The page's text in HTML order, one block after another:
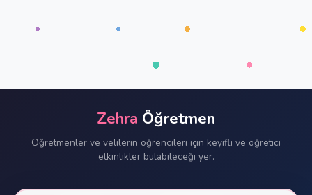
Zehra Öğretmen
Öğretmenler ve velilerin öğrencileri için keyifli ve öğretici
etkinlikler bulabileceği yer.